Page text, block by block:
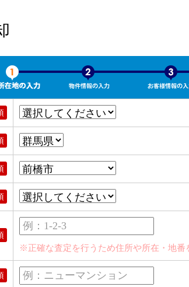
例：1-2-3
※正確な査定を行うため住所や所在・地番
例：ニューマンション